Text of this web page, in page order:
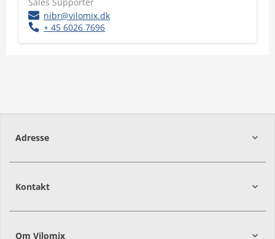
nibr@vilomix.dk
+ 45 6026 7696
Adresse
Kontakt
Om Vilomix